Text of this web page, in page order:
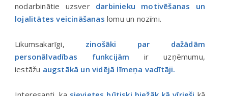
nodarbinātie uzsver darbinieku motivēšanas un
lojalitātes veicināšanas lomu un nozīmi.
Likumsakarīgi, zinošāki par dažādām
personālvadības funkcijām ir uzņēmumu,
iestāžu augstākā un vidējā līmeņa vadītāji.